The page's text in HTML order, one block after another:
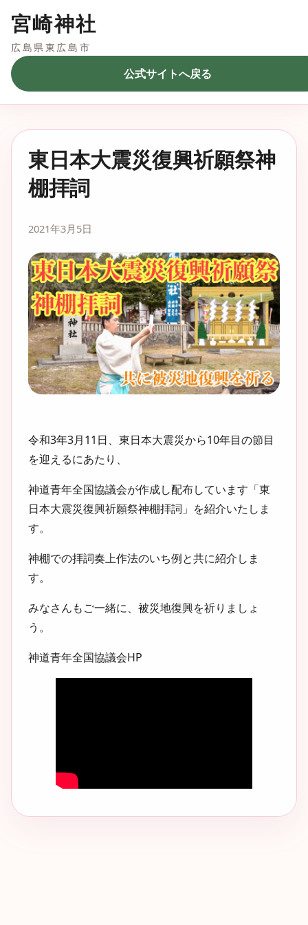
宮崎神社
広島県東広島市
公式サイトへ戻る
東日本大震災復興祈願祭神
棚拝詞
2021年3月5日
令和3年3月11日、東日本大震災から10年目の節目
を迎えるにあたり、
神道青年全国協議会が作成し配布しています「東
日本大震災復興祈願祭神棚拝詞」を紹介いたしま
す。
神棚での拝詞奏上作法のいち例と共に紹介しま
す。
みなさんもご一緒に、被災地復興を祈りましょ
う。
神道青年全国協議会HP